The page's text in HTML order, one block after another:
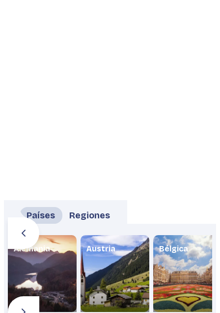
Países Regiones
Alemania Austria Bélgica
Guía práctica para